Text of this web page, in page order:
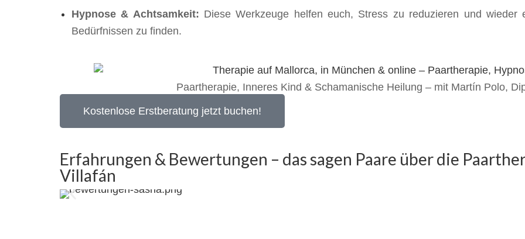
Hypnose & Achtsamkeit: Diese Werkzeuge helfen euch, Stress zu reduzieren und
Bedürfnissen zu finden.
Paartherapie, Inneres Kind & Schamanische Heilung – mit Martín Polo,
Kostenlose Erstberatung jetzt buchen!
Erfahrungen & Bewertungen – das sagen Paare über die
Villafán